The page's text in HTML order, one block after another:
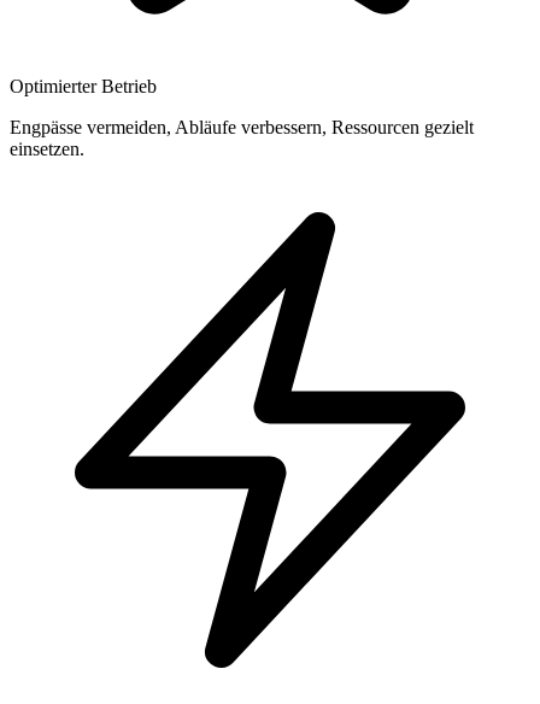
Optimierter Betrieb
Engpässe vermeiden, Abläufe verbessern, Ressourcen gezielt
einsetzen.